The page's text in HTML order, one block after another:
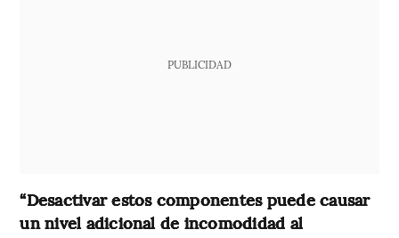
PUBLICIDAD
“Desactivar estos componentes puede causar
un nivel adicional de incomodidad al